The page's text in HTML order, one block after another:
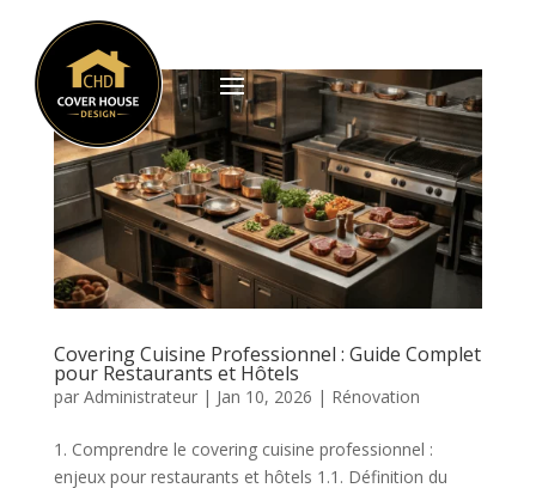
Covering Cuisine Professionnel : Guide Complet
pour Restaurants et Hôtels
par Administrateur| Jan 10, 2026 | Rénovation
1. Comprendre le covering cuisine professionnel :
enjeux pour restaurants et hôtels 1.1. Définition du